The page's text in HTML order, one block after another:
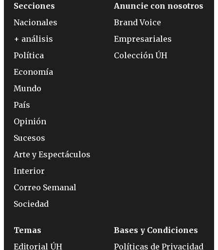
Secciones
Nacionales
+ análisis
Política
Economía
Mundo
País
Opinión
Sucesos
Arte y Espectáculos
Interior
Correo Semanal
Sociedad
Anuncie con nosotros
Brand Voice
Empresariales
Colección ÚH
Temas
Editorial ÚH
Bases y Condiciones
Políticas de Privacidad